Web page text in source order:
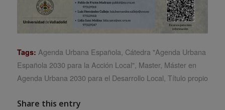
Tags: Agenda Urbana Española Cátedra "Agenda Urbana
Española 2030 para la Acción Local" Master, Máster en
Agenda Urbana 2030 para el Desarrollo Local Título propio
Share this entry